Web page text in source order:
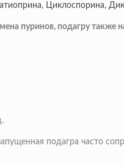
Циклоспорина,
пуринов, подагру
подагра часто